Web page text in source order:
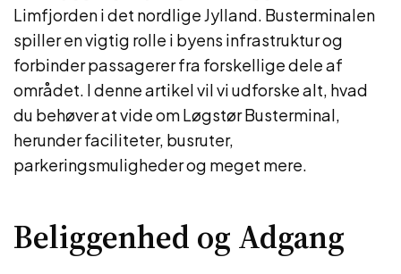
Limfjorden i det nordlige Jylland. Busterminalen
spiller en vigtig rolle i byens infrastruktur og
forbinder passagerer fra forskellige dele af
området. I denne artikel vil vi udforske alt, hvad
du behøver at vide om Løgstør Busterminal,
herunder faciliteter, busruter,
parkeringsmuligheder og meget mere.
Beliggenhed og Adgang